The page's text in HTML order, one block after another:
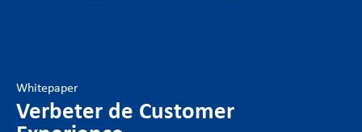
Whitepaper
Verbeter de Customer